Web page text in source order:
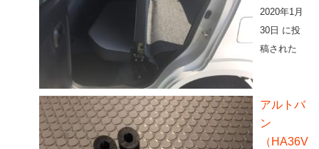
2020年1月
30日 に投
稿された
アルトバ
ン
（HA36V